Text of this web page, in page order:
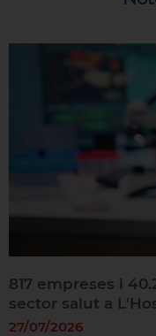
817 empreses i
sector salut a
27/07/2026